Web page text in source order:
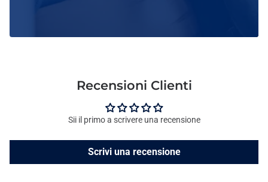
Recensioni Clienti
Sii il primo a scrivere una recensione
Scrivi una recensione